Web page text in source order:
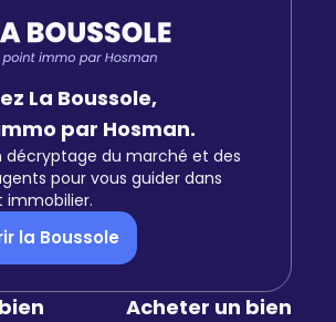
La Boussole,
par Hosman.
décryptage du marché et des
pour vous guider dans
immobilier.
la Boussole
Acheter un bien